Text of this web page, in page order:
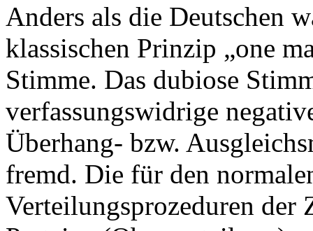
Anders als die Deutschen
klassischen Prinzip „one
Stimme. Das dubiose
verfassungswidrige
Überhang- bzw.
fremd. Die für den
Verteilungsprozeduren der